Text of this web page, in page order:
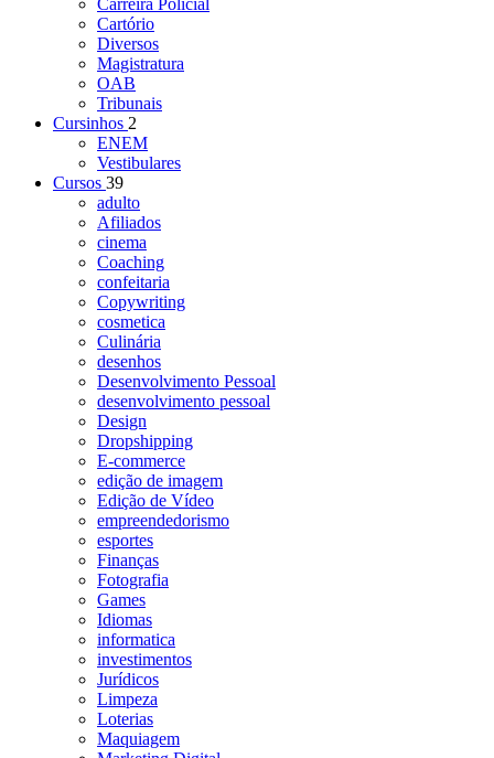
Carreira Policial
Cartório
Diversos
Magistratura
OAB
Tribunais
Cursinhos 2
ENEM
Vestibulares
Cursos 39
adulto
Afiliados
cinema
Coaching
confeitaria
Copywriting
cosmetica
Culinária
desenhos
Desenvolvimento Pessoal
desenvolvimento pessoal
Design
Dropshipping
E-commerce
edição de imagem
Edição de Vídeo
empreendedorismo
esportes
Finanças
Fotografia
Games
Idiomas
informatica
investimentos
Jurídicos
Limpeza
Loterias
Maquiagem